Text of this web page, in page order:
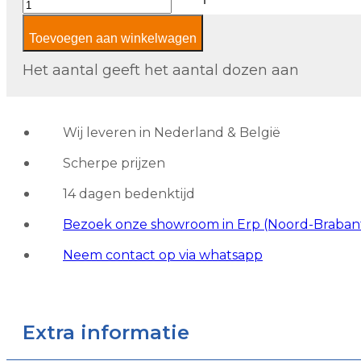
Moutarde
aantal
Toevoegen aan winkelwagen
Het aantal geeft het aantal dozen aan
Wij leveren in Nederland & België
Scherpe prijzen
14 dagen bedenktijd
Bezoek onze showroom in Erp (Noord-
Neem contact op via whatsapp
Extra informatie